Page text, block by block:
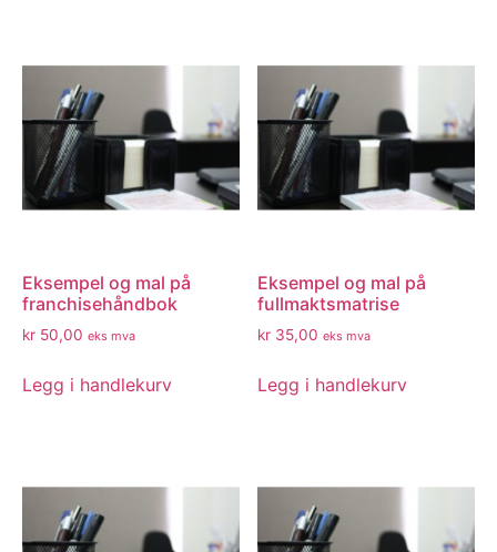
Eksempel og mal på
franchisehåndbok
kr 50,00 eks mva
Legg i handlekurv
Eksempel og mal på
fullmaktsmatrise
kr 35,00 eks mva
Legg i handlekurv